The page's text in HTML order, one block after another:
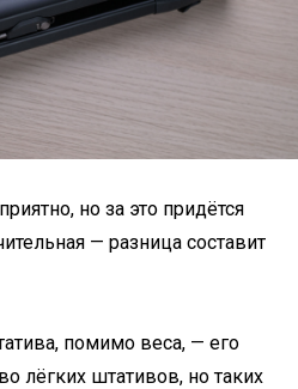
но за это придётся
— разница составит
помимо веса, — его
лёгких штативов, но таких